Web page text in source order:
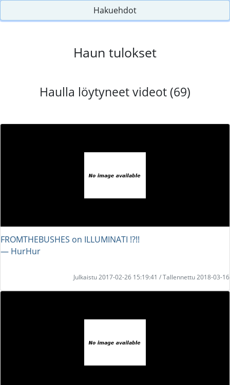
Hakuehdot
Haun tulokset
Haulla löytyneet videot (69)
FROMTHEBUSHES on ILLUMINATI !?!!
― HurHur
Julkaistu 2017-02-26 15:19:41 / Tallennettu 2018-03-16